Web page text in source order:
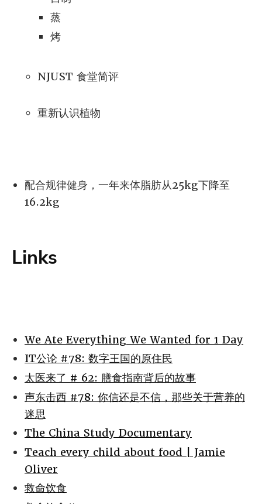
蒸
烤
NJUST 食堂简评
重新认识植物
配合规律健身，一年来体脂肪从25kg下降至
16.2kg
Links
We Ate Everything We Wanted for 1 Day
IT公论 #78: 数字王国的原住民
太医来了 # 62: 膳食指南背后的故事
声东击西 #78: 你信还是不信，那些关于营养的
迷思
The China Study Documentary
Teach every child about food | Jamie
Oliver
救命饮食